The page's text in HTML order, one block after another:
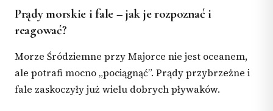
Prądy morskie i fale – jak je rozpoznać i
reagować?
Morze Śródziemne przy Majorce nie jest oceanem,
ale potrafi mocno „pociągnąć”. Prądy przybrzeżne i
fale zaskoczyły już wielu dobrych pływaków.